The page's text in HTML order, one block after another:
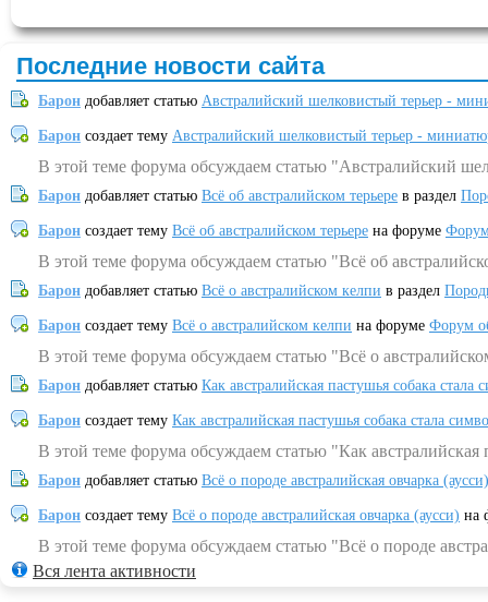
Последние новости сайта
Барон добавляет статью Австралийский шелковистый терьер -
Барон создает тему Австралийский шелковистый терьер -
В этой теме форума обсуждаем статью "Австралийский
Барон добавляет статью Всё об австралийском терьере в раздел
Барон создает тему Всё об австралийском терьере на форуме
В этой теме форума обсуждаем статью "Всё об
Барон добавляет статью Всё о австралийском келпи в раздел
Барон создает тему Всё о австралийском келпи на форуме Форум
В этой теме форума обсуждаем статью "Всё о
Барон добавляет статью Как австралийская пастушья собака
Барон создает тему Как австралийская пастушья собака стала
В этой теме форума обсуждаем статью "Как
Барон добавляет статью Всё о породе австралийская овчарка (аусси)
Барон создает тему Всё о породе австралийская овчарка (аусси) на
В этой теме форума обсуждаем статью "Всё о породе
Вся лента активности